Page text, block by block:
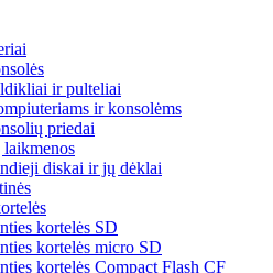
ir pulteliai
ir konsolėms
priedai
laikmenos
diskai ir jų dėklai
kortelės SD
kortelės micro SD
kortelės Compact Flash CF